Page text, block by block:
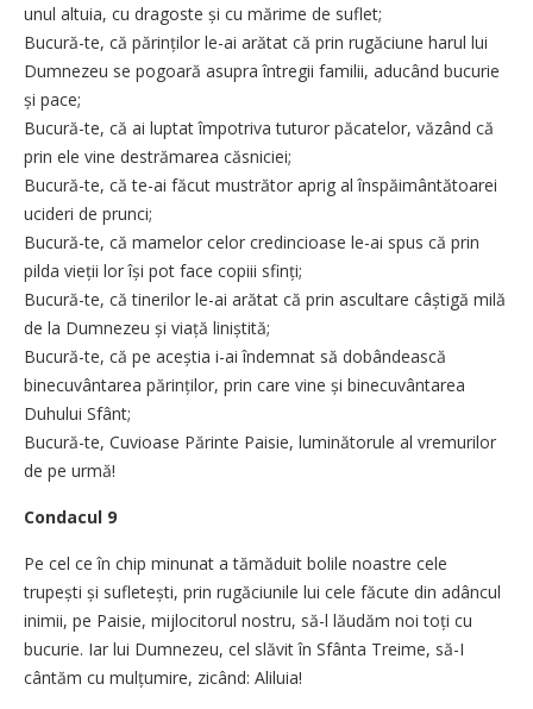
unul altuia, cu dragoste și cu mărime de suflet;
Bucură-te, că părinților le-ai arătat că prin rugăciune harul lui
Dumnezeu se pogoară asupra întregii familii, aducând bucurie
și pace;
Bucură-te, că ai luptat împotriva tuturor păcatelor, văzând că
prin ele vine destrămarea căsniciei;
Bucură-te, că te-ai făcut mustrător aprig al înspăimântătoarei
ucideri de prunci;
Bucură-te, că mamelor celor credincioase le-ai spus că prin
pilda vieții lor își pot face copiii sfinți;
Bucură-te, că tinerilor le-ai arătat că prin ascultare câștigă milă
de la Dumnezeu și viață liniștită;
Bucură-te, că pe aceștia i-ai îndemnat să dobândească
binecuvântarea părinților, prin care vine și binecuvântarea
Duhului Sfânt;
Bucură-te, Cuvioase Părinte Paisie, luminătorule al vremurilor
de pe urmă!
Condacul 9
Pe cel ce în chip minunat a tămăduit bolile noastre cele
trupești și sufletești, prin rugăciunile lui cele făcute din adâncul
inimii, pe Paisie, mijlocitorul nostru, să-l lăudăm noi toți cu
bucurie. Iar lui Dumnezeu, cel slăvit în Sfânta Treime, să-I
cântăm cu mulțumire, zicând: Aliluia!